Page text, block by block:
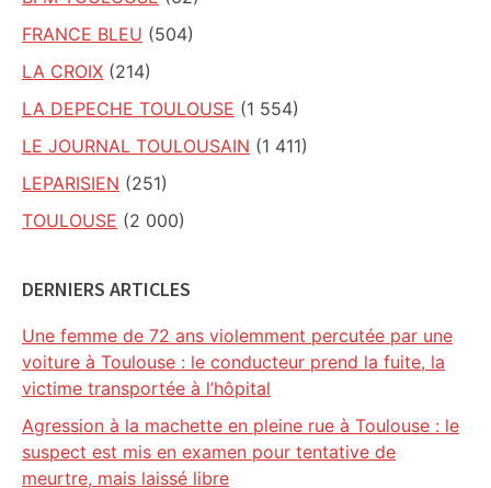
FRANCE BLEU (504)
LA CROIX (214)
LA DEPECHE TOULOUSE (1 554)
LE JOURNAL TOULOUSAIN (1 411)
LEPARISIEN (251)
TOULOUSE (2 000)
DERNIERS ARTICLES
Une femme de 72 ans violemment percutée par une
voiture à Toulouse : le conducteur prend la fuite, la
victime transportée à l’hôpital
Agression à la machette en pleine rue à Toulouse : le
suspect est mis en examen pour tentative de
meurtre, mais laissé libre